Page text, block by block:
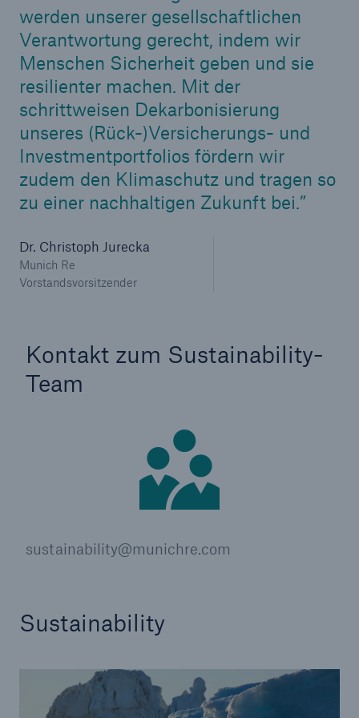
werden unserer gesellschaftlichen
Verantwortung gerecht, indem wir
Menschen Sicherheit geben und sie
resilienter machen. Mit der
schrittweisen Dekarbonisierung
unseres (Rück-)Versicherungs- und
Investmentportfolios fördern wir
zudem den Klimaschutz und tragen so
zu einer nachhaltigen Zukunft bei.
Dr. Christoph Jurecka
Munich Re
Vorstandsvorsitzender
Kontakt zum Sustainability-
Team
sustainability@munichre.com
Sustainability
Rückversicherung Leben/Gesundheit
Cyber-Lösungen von Munich Re
Home